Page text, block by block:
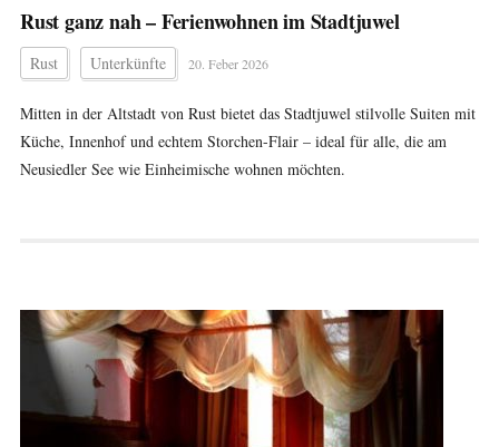
Rust ganz nah – Ferienwohnen im Stadtjuwel
Rust Unterkünfte 20. Feber 2026
Mitten in der Altstadt von Rust bietet das Stadtjuwel stilvolle Suiten mit
Küche, Innenhof und echtem Storchen-Flair – ideal für alle, die am
Neusiedler See wie Einheimische wohnen möchten.